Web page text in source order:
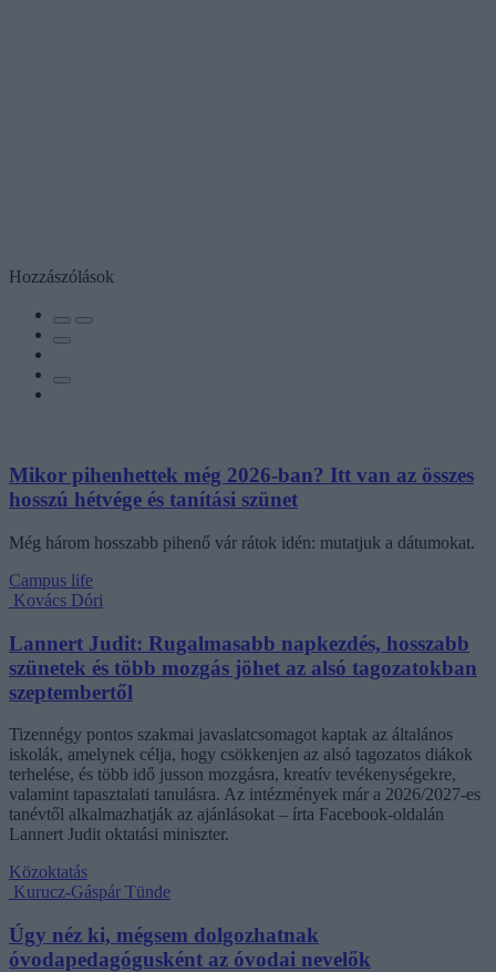
Hozzászólások
Mikor pihenhettek még 2026-ban? Itt van az összes
hosszú hétvége és tanítási szünet
Még három hosszabb pihenő vár rátok idén: mutatjuk a dátumokat.
Campus life
Kovács Dóri
Lannert Judit: Rugalmasabb napkezdés, hosszabb
szünetek és több mozgás jöhet az alsó tagozatokban
szeptembertől
Tizennégy pontos szakmai javaslatcsomagot kaptak az általános
iskolák, amelynek célja, hogy csökkenjen az alsó tagozatos diákok
terhelése, és több idő jusson mozgásra, kreatív tevékenységekre,
valamint tapasztalati tanulásra. Az intézmények már a 2026/2027-es
tanévtől alkalmazhatják az ajánlásokat – írta Facebook-oldalán
Lannert Judit oktatási miniszter.
Közoktatás
Kurucz-Gáspár Tünde
Úgy néz ki, mégsem dolgozhatnak
óvodapedagógusként az óvodai nevelők